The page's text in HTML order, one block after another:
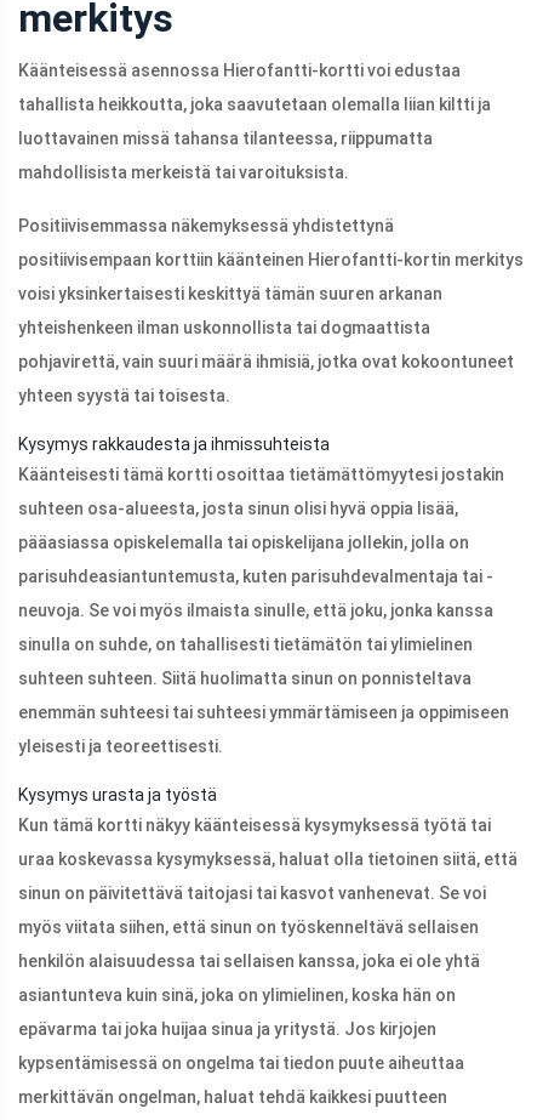
merkitys
Käänteisessä asennossa Hierofantti-kortti voi edustaa
tahallista heikkoutta, joka saavutetaan olemalla liian kiltti ja
luottavainen missä tahansa tilanteessa, riippumatta
mahdollisista merkeistä tai varoituksista.
Positiivisemmassa näkemyksessä yhdistettynä
positiivisempaan korttiin käänteinen Hierofantti-kortin merkitys
voisi yksinkertaisesti keskittyä tämän suuren arkanan
yhteishenkeen ilman uskonnollista tai dogmaattista
pohjavirettä, vain suuri määrä ihmisiä, jotka ovat kokoontuneet
yhteen syystä tai toisesta.
Kysymys rakkaudesta ja ihmissuhteista
Käänteisesti tämä kortti osoittaa tietämättömyytesi jostakin
suhteen osa-alueesta, josta sinun olisi hyvä oppia lisää,
pääasiassa opiskelemalla tai opiskelijana jollekin, jolla on
parisuhdeasiantuntemusta, kuten parisuhdevalmentaja tai -
neuvoja. Se voi myös ilmaista sinulle, että joku, jonka kanssa
sinulla on suhde, on tahallisesti tietämätön tai ylimielinen
suhteen suhteen. Siitä huolimatta sinun on ponnisteltava
enemmän suhteesi tai suhteesi ymmärtämiseen ja oppimiseen
yleisesti ja teoreettisesti.
Kysymys urasta ja työstä
Kun tämä kortti näkyy käänteisessä kysymyksessä työtä tai
uraa koskevassa kysymyksessä, haluat olla tietoinen siitä, että
sinun on päivitettävä taitojasi tai kasvot vanhenevat. Se voi
myös viitata siihen, että sinun on työskenneltävä sellaisen
henkilön alaisuudessa tai sellaisen kanssa, joka ei ole yhtä
asiantunteva kuin sinä, joka on ylimielinen, koska hän on
epävarma tai joka huijaa sinua ja yritystä. Jos kirjojen
kypsentämisessä on ongelma tai tiedon puute aiheuttaa
merkittävän ongelman, haluat tehdä kaikkesi puutteen